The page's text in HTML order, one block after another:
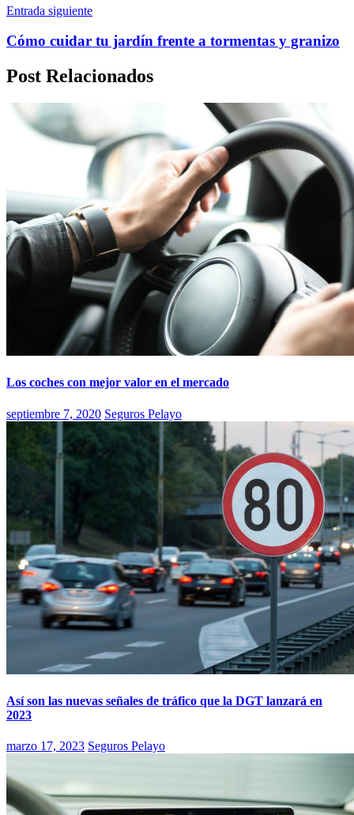
Entrada siguiente
Cómo cuidar tu jardín frente a tormentas y granizo
Post Relacionados
Los coches con mejor valor en el mercado
septiembre 7, 2020 Seguros Pelayo
Así son las nuevas señales de tráfico que la DGT lanzará en
2023
marzo 17, 2023 Seguros Pelayo